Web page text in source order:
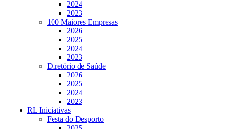
2024
2023
100 Maiores Empresas
2026
2025
2024
2023
Diretório de Saúde
2026
2025
2024
2023
RL Iniciativas
Festa do Desporto